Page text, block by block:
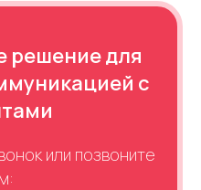
решение для
с
или позвоните